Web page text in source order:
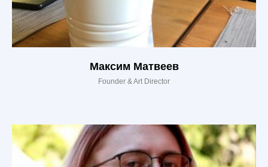
Максим Матвеев
Founder & Art Director